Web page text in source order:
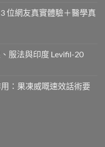
位網友真實體驗＋醫學真
服法與印度 Levifil-20
：果凍威嘅速效話術要